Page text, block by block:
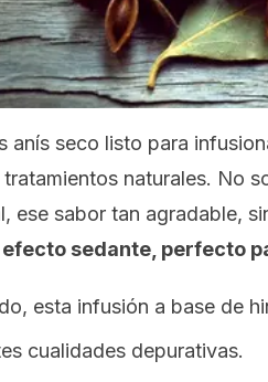
anís seco listo para
naturales. No
ese sabor tan agradable,
sedante, perfecto
esta infusión a base de
cualidades depurativas.